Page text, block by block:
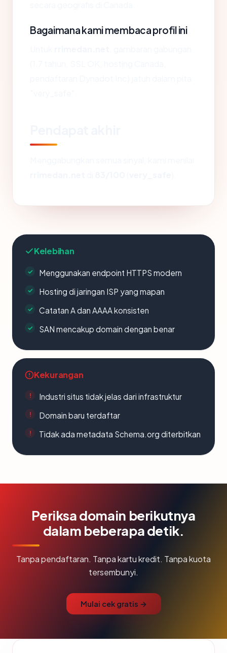
Bagaimana kami membaca profil ini
Kelebihan
Menggunakan endpoint HTTPS modern
Hosting di jaringan ISP yang mapan
Catatan A dan AAAA konsisten
SAN mencakup domain dengan benar
Kekurangan
Industri situs tidak jelas dari infrastruktur
Domain baru terdaftar
Tidak ada metadata Schema.org diterbitkan
Periksa domain berikutnya
dalam beberapa detik.
Tanpa pendaftaran. Tanpa kartu kredit. Tanpa kuota
tersembunyi.
Mulai cek gratis →